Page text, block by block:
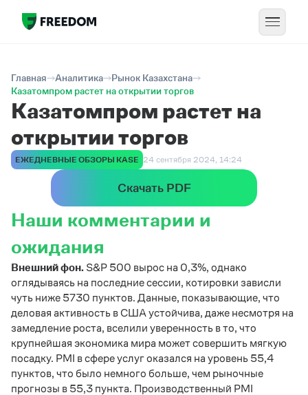
Главная Аналитика
Рынок Казахстана
Казатомпром растет на открытии торгов
Казатомпром растет на
открытии торгов
ЕЖЕДНЕВНЫЕ ОБЗОРЫ KASE 24 сентября 2024, 14:24
Скачать PDF
Наши комментарии и
ожидания
Внешний фон. S&P 500 вырос на 0,3%, однако
оглядываясь на последние сессии, котировки зависли
чуть ниже 5730 пунктов. Данные, показывающие, что
деловая активность в США устойчива, даже несмотря на
замедление роста, вселили уверенность в то, что
крупнейшая экономика мира может совершить мягкую
посадку. PMI в сфере услуг оказался на уровень 55,4
пунктов, что было немного больше, чем рыночные
прогнозы в 55,3 пункта. Производственный PMI